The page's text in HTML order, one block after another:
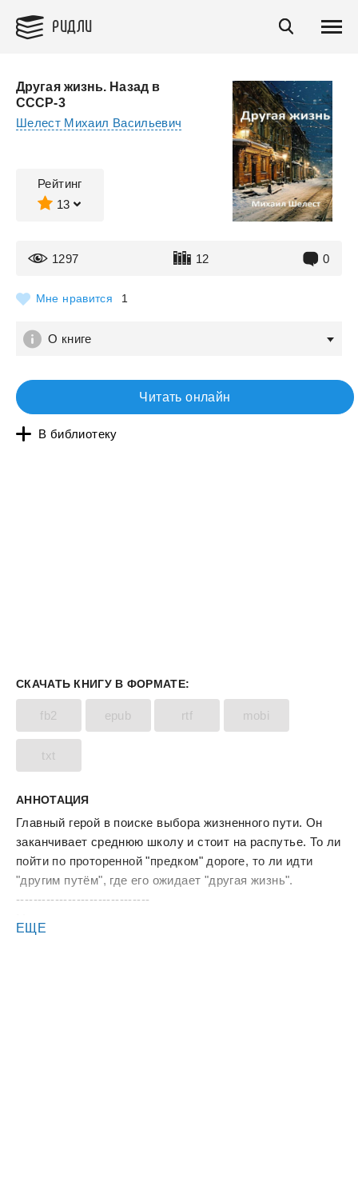
РИДЛИ
Другая жизнь. Назад в
СССР-3
Шелест Михаил Васильевич
Рейтинг
13
1297 12 0
Мне нравится 1
О книге
Читать онлайн
В библиотеку
СКАЧАТЬ КНИГУ В ФОРМАТЕ:
fb2 epub rtf mobi
txt
АННОТАЦИЯ
Главный герой в поиске выбора жизненного пути. Он
заканчивает среднюю школу и стоит на распутье. То ли
пойти по проторенной "предком" дороге, то ли идти
"другим путём", где его ожидает "другая жизнь".
-------------------------------
Скачивание и публикация произведения без
ЕЩЕ